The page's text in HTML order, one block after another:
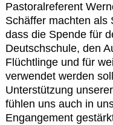
Kontakt
Pastoralreferent
Schäffer machten als
dass die Spende für
Deutschschule, den
Flüchtlinge und für
verwendet werden
Unterstützung
fühlen uns auch in
Engangement